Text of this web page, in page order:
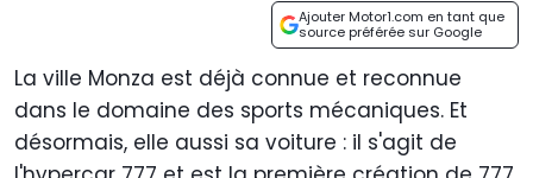
Ajouter Motor1.com en tant que
source préférée sur Google
La ville Monza est déjà connue et reconnue
dans le domaine des sports mécaniques. Et
désormais, elle aussi sa voiture : il s'agit de